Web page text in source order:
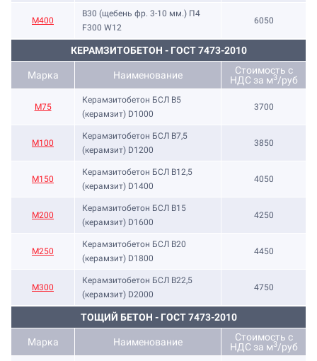
М400
B30 (щебень фр. 3-10 мм.) П4
F300 W12
6050
КЕРАМЗИТОБЕТОН - ГОСТ 7473-2010
Марка Наименование
Стоимость с
НДС за м3/руб
М75
Керамзитобетон БСЛ В5
(керамзит) D1000
3700
М100
Керамзитобетон БСЛ В7,5
(керамзит) D1200
3850
М150
Керамзитобетон БСЛ В12,5
(керамзит) D1400
4050
М200
Керамзитобетон БСЛ В15
(керамзит) D1600
4250
М250
Керамзитобетон БСЛ В20
(керамзит) D1800
4450
М300
Керамзитобетон БСЛ В22,5
(керамзит) D2000
4750
ТОЩИЙ БЕТОН - ГОСТ 7473-2010
Марка Наименование
Стоимость с
НДС за м3/руб